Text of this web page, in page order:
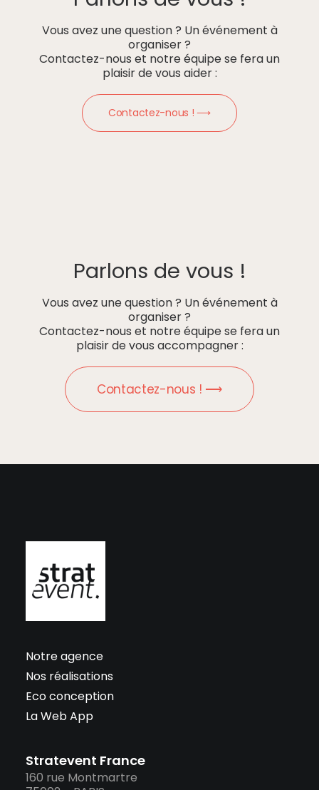
Vous avez une question ? Un événement à
organiser ?
Contactez-nous et notre équipe se fera un
plaisir de vous aider :
Contactez-nous ! ⟶
Parlons de vous !
Vous avez une question ? Un événement à
organiser ?
Contactez-nous et notre équipe se fera un
plaisir de vous accompagner :
Contactez-nous ! ⟶
Notre agence
Nos réalisations
Eco conception
La Web App
Stratevent France
160 rue Montmartre